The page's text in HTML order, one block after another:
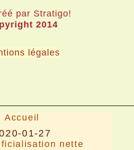
par Stratigo!
2014
légales
Accueil
01-27
nette